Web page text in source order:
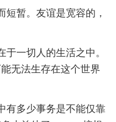
短暂。友谊是宽容的，
一切人的生活之中。
无法生存在这个世界
有多少事务是不能仅靠